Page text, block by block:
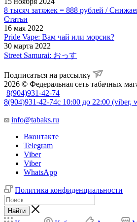
8 тысяч затяжек = 888 рублей /
Статьи
16 мая 2022
Pride Vape: Вам чай или морсик?
30 марта 2022
Street Samurai: おっす
Подписаться на рассылку
2026 © Федеральная сеть табачных
8(904)931-42-74
8(904)931-42-74с 10:00 до 22:00 (viber,
info@tabaks.ru
Вконтакте
Telegram
Viber
Viber
WhatsApp
Политика конфиденциальности
Найти